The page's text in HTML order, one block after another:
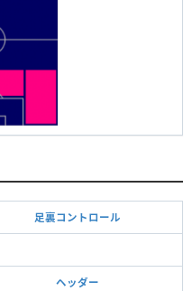
足裏コントロール
ヘッダー